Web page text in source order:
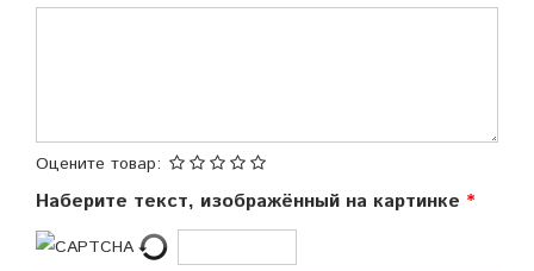
Оцените товар:
Наберите текст, изображённый на картинке